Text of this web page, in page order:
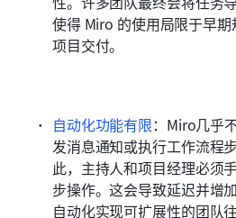
使得 Miro 的使用局限于早
项目交付。
自动化功能有限：Miro几乎
发消息通知或执行工作流程
此，主持人和项目经理必须
步操作。这会导致延迟并增
自动化实现可扩展性的团队